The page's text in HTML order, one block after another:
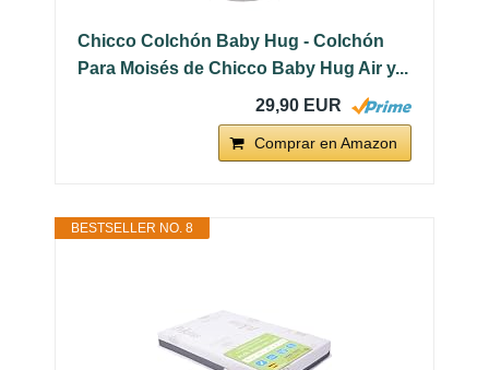
Chicco Colchón Baby Hug - Colchón
Para Moisés de Chicco Baby Hug Air y...
29,90 EUR
Comprar en Amazon
BESTSELLER NO. 8